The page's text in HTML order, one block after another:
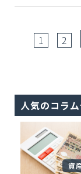
1 2
人気のコラ
資